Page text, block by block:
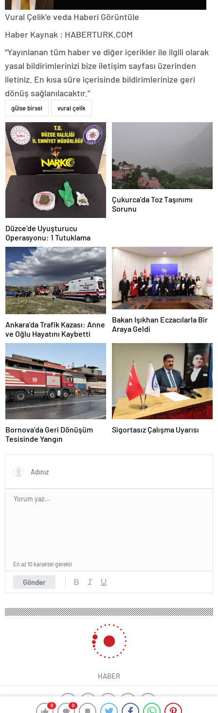
0 0
Vural Çelik’e veda Haberi Görüntüle
Haber Kaynak : HABERTURK.COM
“Yayınlanan tüm haber ve diğer içerikler ile ilgili olarak
yasal bildirimlerinizi bize iletişim sayfası üzerinden
iletiniz. En kısa süre içerisinde bildirimlerinize geri
dönüş sağlanılacaktır.”
gülse birsel vural çelik
Düzce’de Uyuşturucu
Operasyonu: 1 Tutuklama
Çukurca’da Toz Taşınımı
Sorunu
Ankara’da Trafik Kazası: Anne
ve Oğlu Hayatını Kaybetti
Bakan Işıkhan Eczacılarla Bir
Araya Geldi
Bornova’da Geri Dönüşüm
Tesisinde Yangın
Sigortasız Çalışma Uyarısı
Gönder
En az 10 karakter gerekli
HABER